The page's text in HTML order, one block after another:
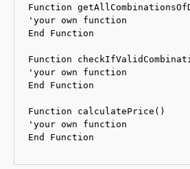
Function
'your own function
End Function
Function
'your own function
End Function
Function calculatePrice()
'your own function
End Function